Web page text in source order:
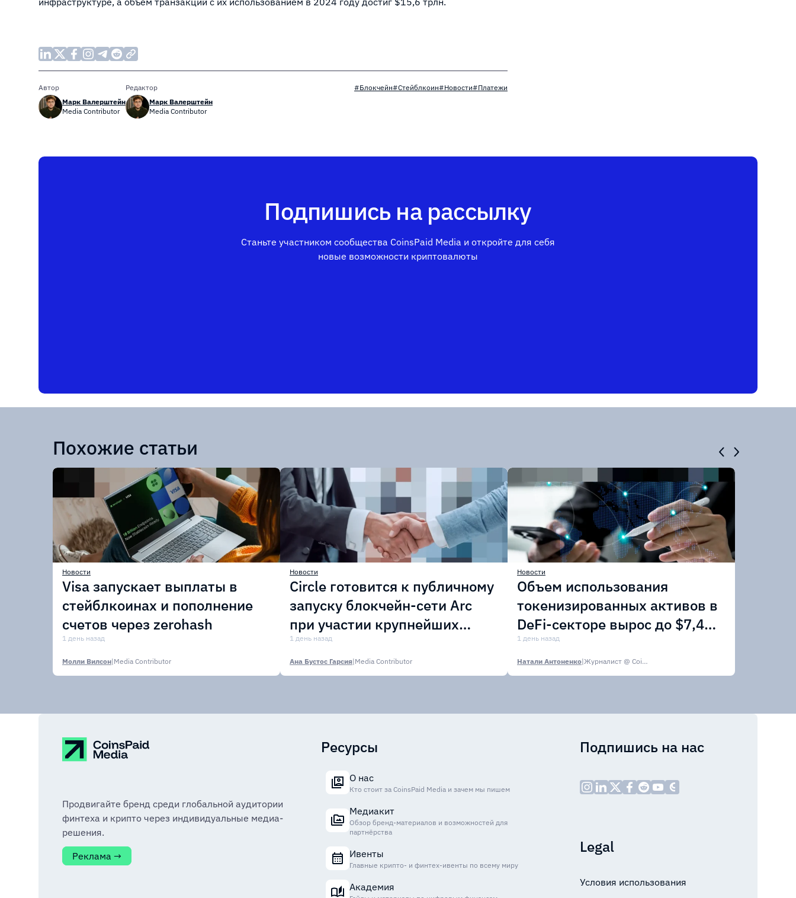
Автор
Марк Валерштейн
Media Contributor
Редактор
Марк Валерштейн
Media Contributor
#Блокчейн#Стейблкоин#Новости#Платежи
Подпишись на рассылку
Станьте участником сообщества CoinsPaid Media и откройте для себя
новые возможности криптовалюты
Похожие статьи
Новости
Visa запускает выплаты в
стейблкоинах и пополнение
счетов через zerohash
1 день назад
Молли Вилсон|Media Contributor
Новости
Circle готовится к публичному
запуску блокчейн-сети Arc
при участии крупнейших
финансовых организаций
1 день назад
Ана Бустос Гарсия|Media Contributor
Новости
Объем использования
токенизированных активов в
DeFi-секторе вырос до $7,4
млрд
1 день назад
Натали Антоненко| Журналист @ CoinsPaid Media
Продвигайте бренд среди глобальной аудитории
финтеха и крипто через индивидуальные медиа-
решения.
Реклама →
Ресурсы
О нас
Кто стоит за CoinsPaid Media и зачем мы пишем
Медиакит
Обзор бренд-материалов и возможностей для
партнёрства
Ивенты
Главные крипто- и финтех-ивенты по всему миру
Академия
Подпишись на нас
Legal
Условия использования